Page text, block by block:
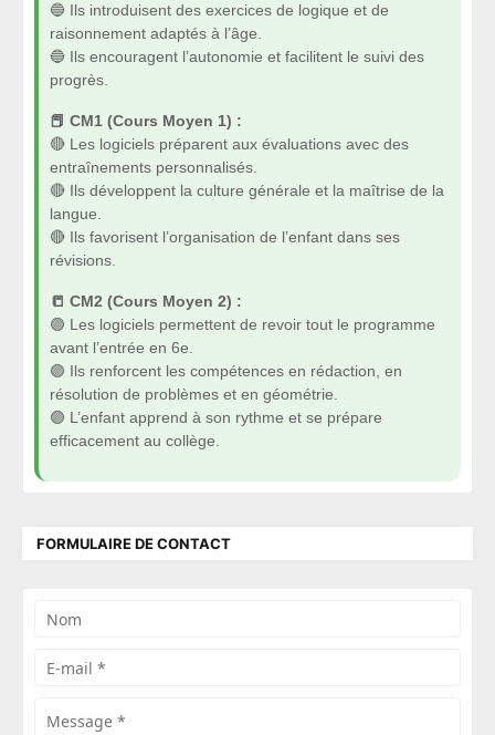
🔵 Ils introduisent des exercices de logique et de
raisonnement adaptés à l’âge.
🔵 Ils encouragent l’autonomie et facilitent le suivi des
progrès.
📕 CM1 (Cours Moyen 1) :
🔴 Les logiciels préparent aux évaluations avec des
entraînements personnalisés.
🔴 Ils développent la culture générale et la maîtrise de la
langue.
🔴 Ils favorisent l’organisation de l’enfant dans ses
révisions.
📒 CM2 (Cours Moyen 2) :
🟣 Les logiciels permettent de revoir tout le programme
avant l’entrée en 6e.
🟣 Ils renforcent les compétences en rédaction, en
résolution de problèmes et en géométrie.
🟣 L’enfant apprend à son rythme et se prépare
efficacement au collège.
FORMULAIRE DE CONTACT